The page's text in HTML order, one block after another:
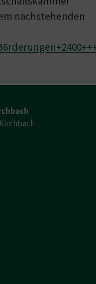
nachstehenden